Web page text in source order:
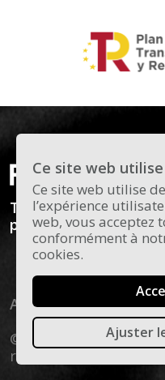
Todas las novedades
panorama actual del
© 2026 Flamenco
reservados.
Aviso legal Política
Ce site web
Ce site web utilise
l’expérience
web, vous acceptez
conformément à
cookies.
Ajuster